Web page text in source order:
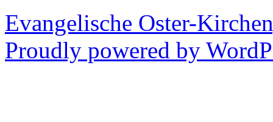
Evangelische Oster-
Proudly powered by